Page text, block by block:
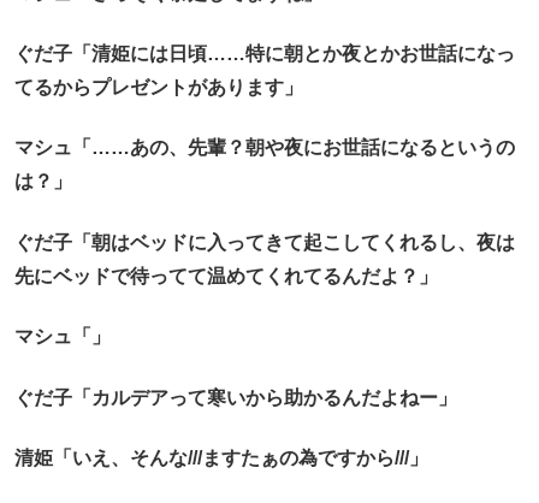
ぐだ子「清姫には日頃……特に朝とか夜とかお世話になっ
てるからプレゼントがあります」
マシュ「……あの、先輩？朝や夜にお世話になるというの
は？」
ぐだ子「朝はベッドに入ってきて起こしてくれるし、夜は
先にベッドで待ってて温めてくれてるんだよ？」
マシュ「」
ぐだ子「カルデアって寒いから助かるんだよねー」
清姫「いえ、そんな///ますたぁの為ですから///」